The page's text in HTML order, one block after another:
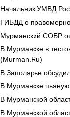
Начальник УМВД
ГИБДД о
Мурманский СОБР
В Мурманске в
(Murman.Ru)
В Заполярье
В Мурманске пьяную
В Мурманской
В Мурманской